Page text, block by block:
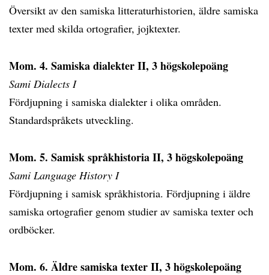
Översikt av den samiska litteraturhistorien, äldre samiska
texter med skilda ortografier, jojktexter.
Mom. 4. Samiska dialekter II, 3 högskolepoäng
Sami Dialects I
Fördjupning i samiska dialekter i olika områden.
Standardspråkets utveckling.
Mom. 5. Samisk språkhistoria II, 3 högskolepoäng
Sami Language History I
Fördjupning i samisk språkhistoria. Fördjupning i äldre
samiska ortografier genom studier av samiska texter och
ordböcker.
Mom. 6. Äldre samiska texter II, 3 högskolepoäng